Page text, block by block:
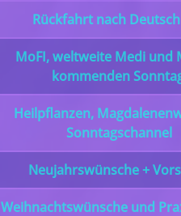
Rückfahrt nach
MoFI, weltweite Medi und
kommenden
Heilpflanzen,
Sonntagschannel
Neujahrswünsche +
Weihnachtswünsche und